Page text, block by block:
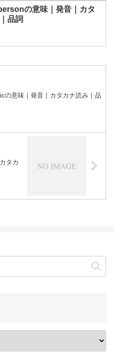
の意味｜発音｜カタ
品詞
の意味｜発音｜カタカナ読み｜品
タカ